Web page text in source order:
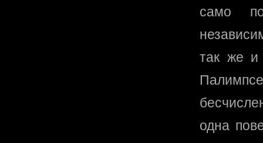
само
так же и
одна